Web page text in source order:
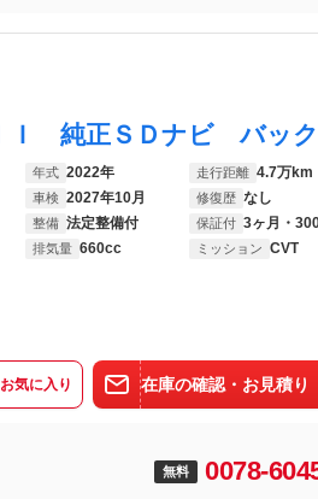
年式 2022年 走行距離 4.7万km
車検 2027年10月 修復歴 なし
整備 法定整備付 保証付 3ヶ月・
排気量 660cc ミッション CVT
お気に入り 在庫の確認・お見積り
無料 0078-